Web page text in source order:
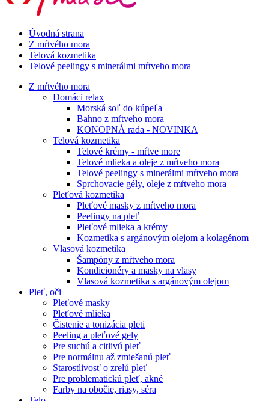
Úvodná strana
Z mŕtvého mora
Telová kozmetika
Telové peelingy s minerálmi mŕtveho mora
Z mŕtvého mora
Domáci relax
Morská soľ do kúpeľa
Bahno z mŕtveho mora
KONOPNÁ rada - NOVINKA
Telová kozmetika
Telové krémy - mŕtve more
Telové mlieka a oleje z mŕtveho mora
Telové peelingy s minerálmi mŕtveho mora
Sprchovacie gély, oleje z mŕtveho mora
Pleťová kozmetika
Pleťové masky z mŕtveho mora
Peelingy na pleť
Pleťové mlieka a krémy
Kozmetika s argánovým olejom a kolagénom
Vlasová kozmetika
Šampóny z mŕtveho mora
Kondicionéry a masky na vlasy
Vlasová kozmetika s argánovým olejom
Pleť, oči
Pleťové masky
Pleťové mlieka
Čistenie a tonizácia pleti
Peeling a pleťové gely
Pre suchú a citlivú pleť
Pre normálnu až zmiešanú pleť
Starostlivosť o zrelú pleť
Pre problematickú pleť, akné
Farby na obočie, riasy, séra